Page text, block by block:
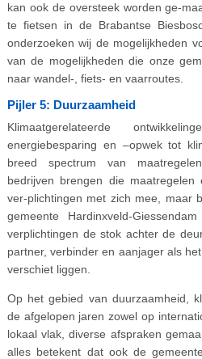
kan ook de oversteek worden ge-
te fietsen in de Brabantse
onderzoeken wij de mogelijkheden
van de mogelijkheden die onze
naar wandel-, fiets- en vaarroutes.
Pijler 5: Duurzaamheid
Klimaatgerelateerde
energiebesparing en –opwek tot
breed spectrum van
bedrijven brengen die maatregelen
ver-plichtingen met zich mee, maar
gemeente Hardinxveld-
verplichtingen de stok achter de
partner, verbinder en aanjager als
verschiet liggen.
Op het gebied van duurzaamheid,
de afgelopen jaren zowel op
lokaal vlak, diverse afspraken
alles betekent dat ook de